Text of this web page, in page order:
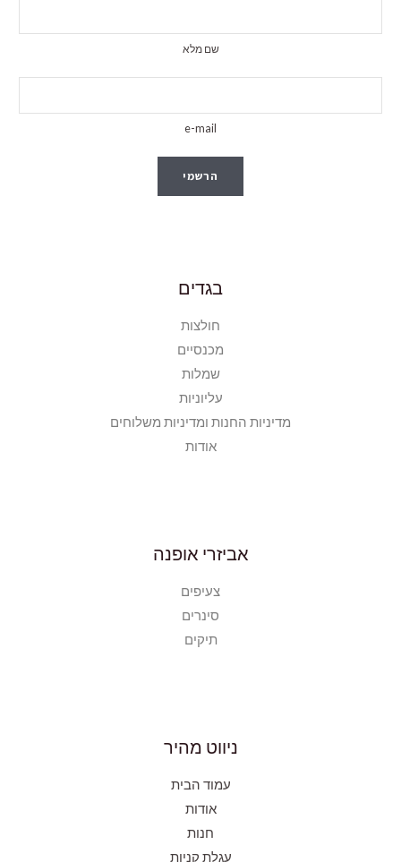
שם מלא
e-mail
הרשמי
בגדים
חולצות
מכנסיים
שמלות
עליוניות
מדיניות החנות ומדיניות משלוחים
אודות
אביזרי אופנה
צעיפים
סינרים
תיקים
ניווט מהיר
עמוד הבית
אודות
חנות
עגלת קניות